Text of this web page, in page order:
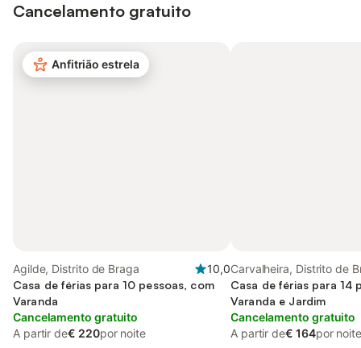
Cancelamento gratuito
Anfitrião estrela
Agilde, Distrito de Braga
10,0
Casa de férias para 10 pessoas, com
Varanda
Cancelamento gratuito
A partir de€ 220por noite
Carvalheira, Distrito de
Casa de férias para 14
Varanda e Jardim
Cancelamento gratuito
A partir de€ 164por noite